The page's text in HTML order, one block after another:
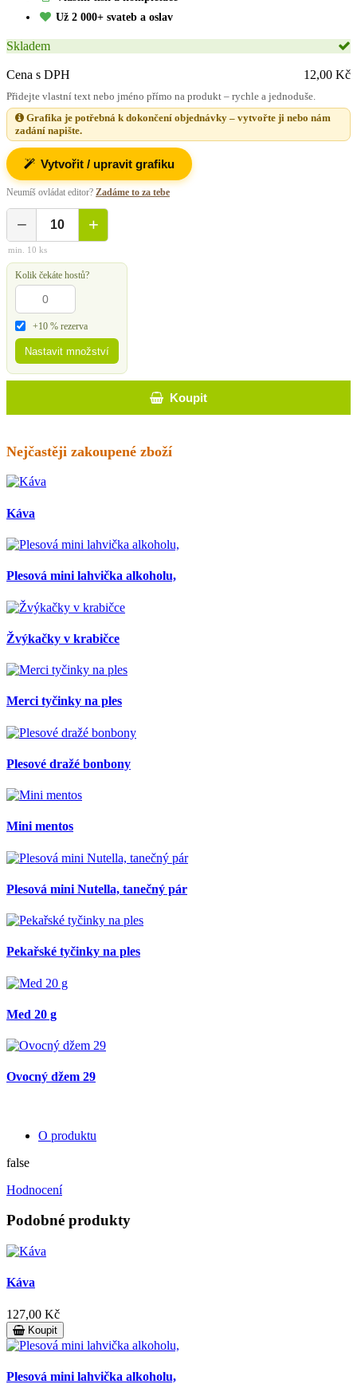
Už 2 000+ svateb a oslav
Skladem
Cena s DPH 12,00 Kč
Přidejte vlastní text nebo jméno přímo na produkt – rychle a jednoduše.
Grafika je potřebná k dokončení objednávky – vytvořte ji nebo nám
zadání napište.
Vytvořit / upravit grafiku
Neumíš ovládat editor? Zadáme to za tebe
− +
min. 10 ks
Kolik čekáte hostů?
+10 % rezerva
Nastavit množství
Koupit
Nejčastěji zakoupené zboží
Káva
Plesová mini lahvička alkoholu,
Žvýkačky v krabičce
Merci tyčinky na ples
Plesové dražé bonbony
Mini mentos
Plesová mini Nutella, tanečný pár
Pekařské tyčinky na ples
Med 20 g
Ovocný džem 29
O produktu
false
Hodnocení
Podobné produkty
Káva
127,00 Kč
Koupit
Plesová mini lahvička alkoholu,